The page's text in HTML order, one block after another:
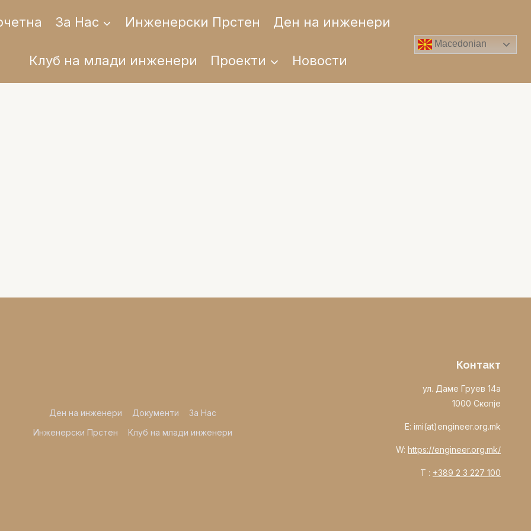
За Нас Инженерски Прстен Ден на инженери
Клуб на млади инженери Проекти Новости
Macedonian
Ден на инженери Документи
За Нас
Инженерски Прстен
Клуб на млади инженери
Контакт
ул. Даме Груев 14а
1000 Скопје
E: imi(at)engineer.org.mk
W: https://engineer.org.mk/
T : +389 2 3 227 100